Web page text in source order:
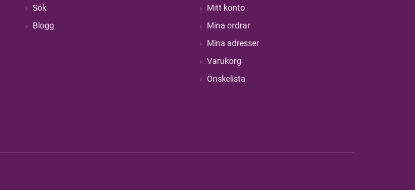
Sök
Blogg
Mitt konto
Mina ordrar
Mina adresser
Varukorg
Önskelista